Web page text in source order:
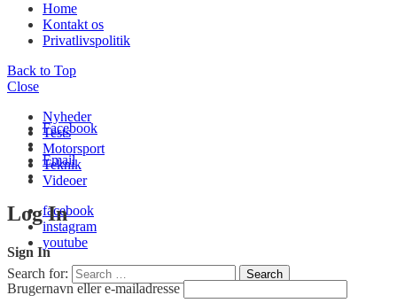
Home
Kontakt os
Privatlivspolitik
Back to Top
Close
Nyheder
Tests
Motorsport
Teknik
Videoer
facebook
instagram
youtube
Search for: Search
Facebook
Email
Log In
Sign In
Brugernavn eller e-mailadresse